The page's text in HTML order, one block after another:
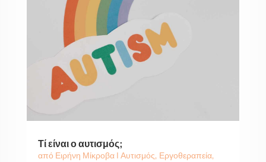
Τί είναι ο αυτισμός;
από Ειρήνη Μίκροβα| Αυτισμός, Εργοθεραπεία,